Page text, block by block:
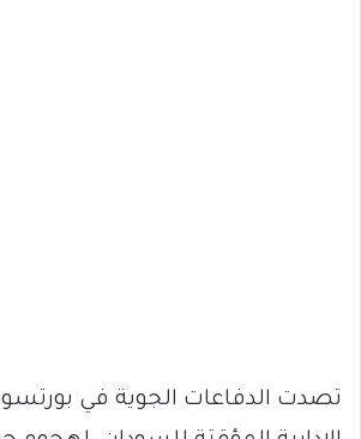
تصدت الدفاعات الجوية في